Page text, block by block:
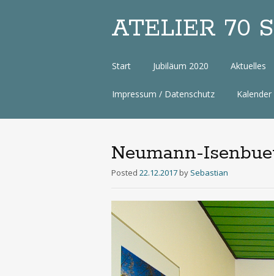
ATELIER 70
Zum
Start Jubiläum 2020 Aktuelles
Impressum / Datenschutz Kalender
Neumann-
Posted 22.12.2017 by Sebastian